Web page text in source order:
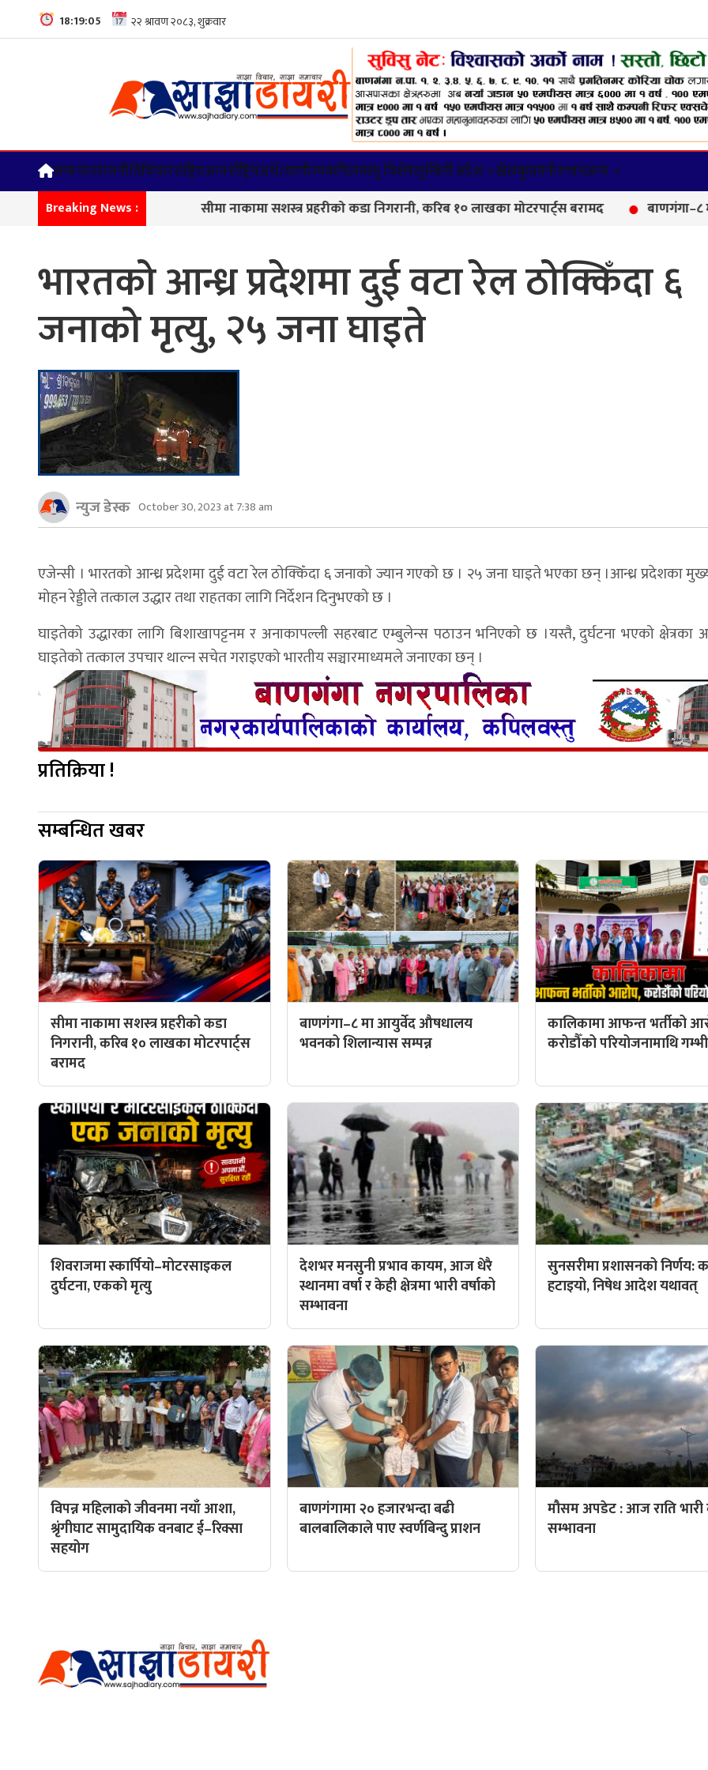
18:19:06
समाचारराजनीतिविचारराष्ट्रियअन्तर्राष्ट्रियअर्थ/वाणीज्यकपिलवस्तु विशेषलुम्बिनी प्रदेश +खेलकुदमनोरन्जनअन्य +
Breaking News : सीमा नाकामा सशस्त्र प्रहरीको कडा निगरानी, करिब १० लाखका मोटरपार्ट्स बरामद बाणगंगा–८ मा
भारतको आन्ध्र प्रदेशमा दुई वटा रेल ठोक्किँदा ६
जनाको मृत्यु, २५ जना घाइते
न्युज डेस्क October 30, 2023 at 7:38 am
एजेन्सी । भारतको आन्ध्र प्रदेशमा दुई वटा रेल ठोक्किँदा ६ जनाको ज्यान गएको छ । २५ जना घाइते भएका छन् ।आन्ध्र प्रदेशका
मोहन रेड्डीले तत्काल उद्धार तथा राहतका लागि निर्देशन दिनुभएको छ ।
घाइतेको उद्धारका लागि बिशाखापट्टनम र अनाकापल्ली सहरबाट एम्बुलेन्स पठाउन भनिएको छ ।यस्तै, दुर्घटना भएको क्षेत्रका
घाइतेको तत्काल उपचार थाल्न सचेत गराइएको भारतीय सञ्चारमाध्यमले जनाएका छन् ।
प्रतिक्रिया !
सम्बन्धित खबर
सीमा नाकामा सशस्त्र प्रहरीको कडा
निगरानी, करिब १० लाखका मोटरपार्ट्स
बरामद
बाणगंगा–८ मा आयुर्वेद औषधालय
भवनको शिलान्यास सम्पन्न
कालिकामा आफन्त भर्तीको
करोडौँको परियोजनामाथि
शिवराजमा स्कार्पियो–मोटरसाइकल
दुर्घटना, एकको मृत्यु
देशभर मनसुनी प्रभाव कायम, आज धेरै
स्थानमा वर्षा र केही क्षेत्रमा भारी वर्षाको
सम्भावना
सुनसरीमा प्रशासनको निर्णय:
हटाइयो, निषेध आदेश यथावत्
विपन्न महिलाको जीवनमा नयाँ आशा,
श्रृंगीघाट सामुदायिक वनबाट ई–रिक्सा
सहयोग
बाणगंगामा २० हजारभन्दा बढी
बालबालिकाले पाए स्वर्णबिन्दु प्राशन
मौसम अपडेट : आज राति भारी
सम्भावना